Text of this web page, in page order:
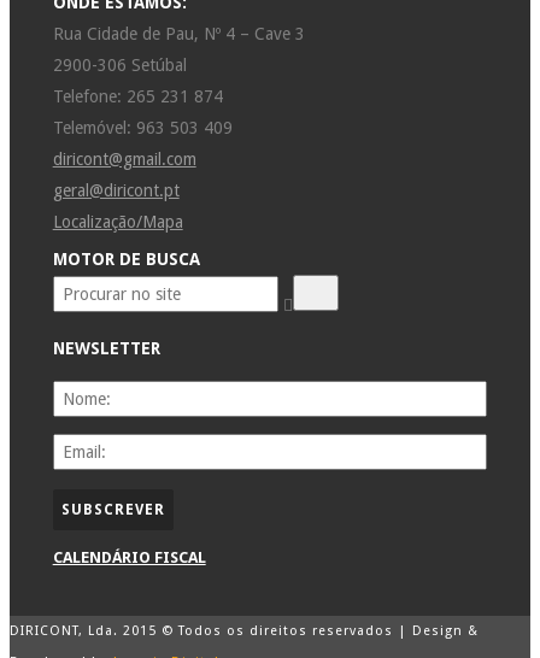
Rua Cidade de Pau, Nº 4 – Cave 3
2900-306 Setúbal
Telefone: 265 231 874
Telemóvel: 963 503 409
diricont@gmail.com
geral@diricont.pt
Localização/Mapa
MOTOR DE BUSCA
NEWSLETTER
CALENDÁRIO FISCAL
DIRICONT, Lda. 2015 © Todos os direitos reservados | Design &